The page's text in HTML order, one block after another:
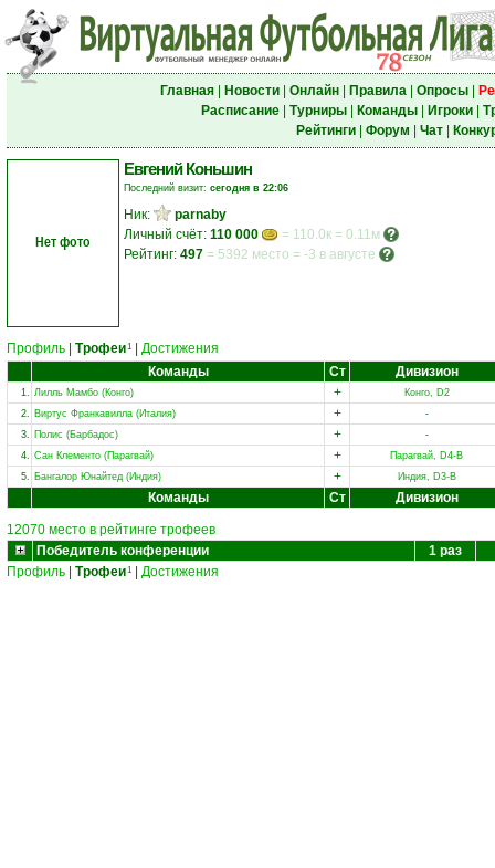
Главная| Новости| Онлайн| Правила| Опросы|
Расписание| Турниры| Команды| Игроки|
Рейтинги| Форум Чат|
Нет фото
Евгений Коньшин
Последний визит: сегодня в 22:06
Ник:
parnaby
Личный счёт: 110 000
= 110.0к = 0.11м
Рейтинг: 497 = 5392 место = -3 в августе
Профиль Трофеи1
Достижения
Команды
Ст Дивизион
1. Лилль Мамбо (Конго) +
Конго, D2
2. Виртус Франкавилла (Италия) +
-
3. Полис (Барбадос) +
-
4. Сан Клементо (Парагвай) +
Парагвай, D4-B
5. Бангалор Юнайтед (Индия) + Индия, D3-B
Команды Ст Дивизион
12070 место в рейтинге трофеев
Победитель конференции
1 раз
Профиль
Трофеи1 Достижения